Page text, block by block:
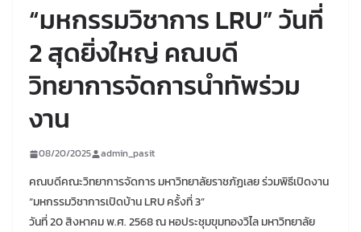
“มหกรรมวิชาการ LRU” วันที่
2 สุดยิ่งใหญ่ คณบดี
วิทยาการจัดการนำทัพร่วม
งาน
08/20/2025 admin_pasit
คณบดีคณะวิทยาการจัดการ มหาวิทยาลัยราชภัฏเลย ร่วมพิธีเปิดงาน
“มหกรรมวิชาการเปิดบ้าน LRU ครั้งที่ 3”
วันที่ 20 สิงหาคม พ.ศ. 2568 ณ หอประชุมขุมทองวิไล มหาวิทยาลัย